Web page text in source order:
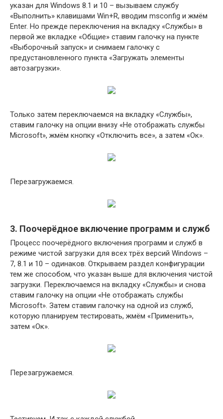
указан для Windows 8.1 и 10 – вызываем службу
«Выполнить» клавишами Win+R, вводим msconfig и жмём
Enter. Но прежде переключения на вкладку «Службы» в
первой же вкладке «Общие» ставим галочку на пункте
«Выборочный запуск» и снимаем галочку с
предустановленного пункта «Загружать элементы
автозагрузки».
Только затем переключаемся на вкладку «Службы»,
ставим галочку на опции внизу «Не отображать службы
Microsoft», жмём кнопку «Отключить все», а затем «Ок».
Перезагружаемся.
3. Поочерёдное включение программ и служб
Процесс поочерёдного включения программ и служб в
режиме чистой загрузки для всех трёх версий Windows –
7, 8.1 и 10 – одинаков. Открываем раздел конфигурации
тем же способом, что указан выше для включения чистой
загрузки. Переключаемся на вкладку «Службы» и снова
ставим галочку на опции «Не отображать службы
Microsoft». Затем ставим галочку на одной из служб,
которую планируем тестировать, жмём «Применить»,
затем «Ок».
Перезагружаемся.